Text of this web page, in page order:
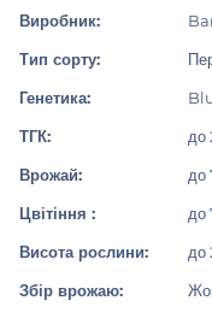
Виробник:
Тип сорту:
Генетика:
ТГК:
до
Врожай:
до
Цвітіння :
до
Висота рослини:
до
Збір врожаю: